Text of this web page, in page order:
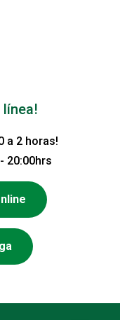
línea!
a 2 horas!
20:00hrs